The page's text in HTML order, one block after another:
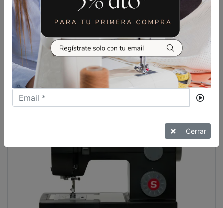
409,00 € 259,00
SINGER HEAVY DUTY 4411
VER MÁS
Cerrar